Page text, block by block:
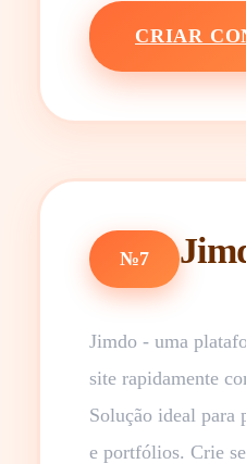
CRIAR
№7
Jimdo - uma
site rapidamente
Solução ideal para
e portfólios. Crie